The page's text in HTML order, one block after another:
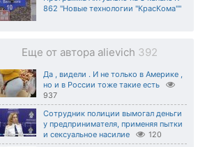
862 "Новые технологии "КрасКома""
Еще от автора alievich 392
Да , видели . И не только в Америке ,
но и в России тоже такие есть
937
Сотрудник полиции вымогал деньги
у предпринимателя, применяя пытки
и сексуальное насилие
120